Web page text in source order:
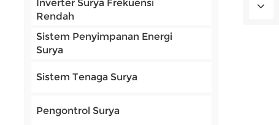
Inverter Surya Frekuensi
Rendah
Sistem Penyimpanan Energi
Surya
Sistem Tenaga Surya
Pengontrol Surya